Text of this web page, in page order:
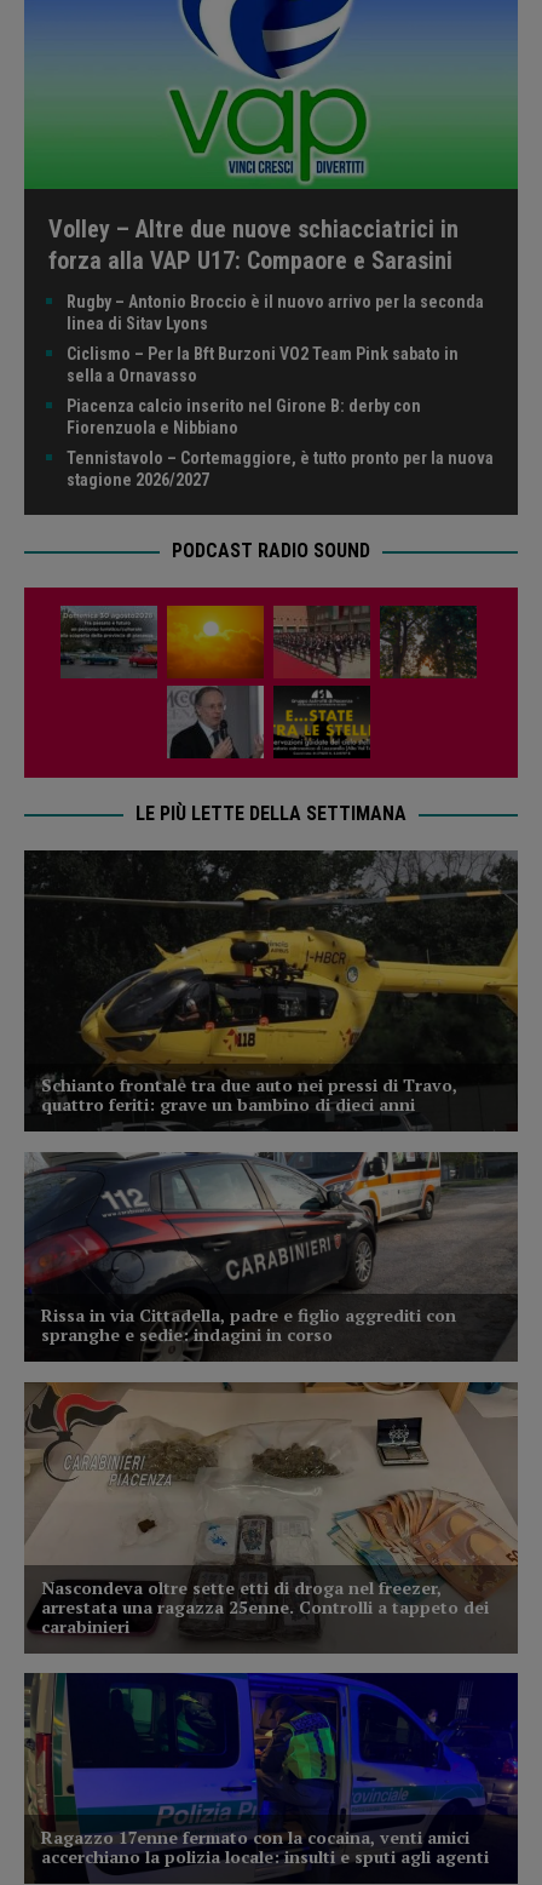
Volley – Altre due nuove schiacciatrici in
forza alla VAP U17: Compaore e Sarasini
Rugby – Antonio Broccio è il nuovo arrivo per la seconda
linea di Sitav Lyons
Ciclismo – Per la Bft Burzoni VO2 Team Pink sabato in
sella a Ornavasso
Piacenza calcio inserito nel Girone B: derby con
Fiorenzuola e Nibbiano
Tennistavolo – Cortemaggiore, è tutto pronto per la nuova
stagione 2026/2027
PODCAST RADIO SOUND
LE PIÙ LETTE DELLA SETTIMANA